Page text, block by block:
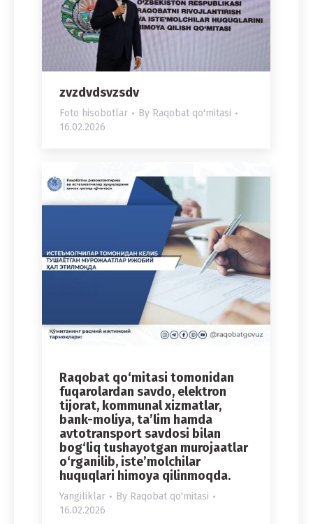
zvzdvdsvzsdv
Foto hisobotlar By Raqobat qo'mitasi
16.02.2026
Raqobat qo‘mitasi tomonidan
fuqarolardan savdo, elektron
tijorat, kommunal xizmatlar,
bank-moliya, ta’lim hamda
avtotransport savdosi bilan
bog‘liq tushayotgan murojaatlar
o‘rganilib, iste’molchilar
huquqlari himoya qilinmoqda.
Yangiliklar By Raqobat qo'mitasi
16.02.2026